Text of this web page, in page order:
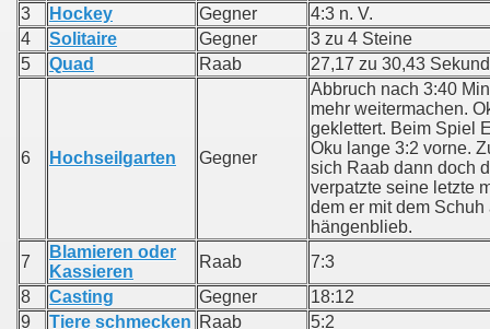
3
Hockey Gegner
4:3 n. V.
4
Solitaire Gegner
3 zu 4 Steine
5
Quad Raab 27,17 zu 30,43
6 Hochseilgarten Gegner
Abbruch nach 3:40
mehr weitermachen.
geklettert. Beim Spiel
Oku lange 3:2 vorne.
sich Raab dann doch
verpatzte seine letzte
dem er mit dem Schuh
hängenblieb.
7
Blamieren oder
Kassieren
Raab
7:3
8
Casting Gegner
18:12
9
Tiere schmecken Raab 5:2